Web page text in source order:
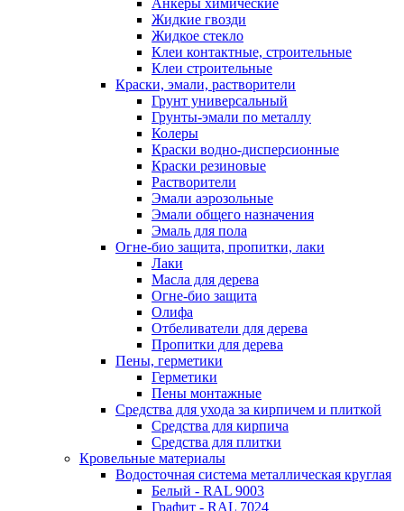
Анкеры химические
Жидкие гвозди
Жидкое стекло
Клеи контактные, строительные
Клеи строительные
Краски, эмали, растворители
Грунт универсальный
Грунты-эмали по металлу
Колеры
Краски водно-дисперсионные
Краски резиновые
Растворители
Эмали аэрозольные
Эмали общего назначения
Эмаль для пола
Огне-био защита, пропитки, лаки
Лаки
Масла для дерева
Огне-био защита
Олифа
Отбеливатели для дерева
Пропитки для дерева
Пены, герметики
Герметики
Пены монтажные
Средства для ухода за кирпичем и плиткой
Средства для кирпича
Средства для плитки
Кровельные материалы
Водосточная система металлическая круглая
Белый - RAL 9003
Графит - RAL 7024